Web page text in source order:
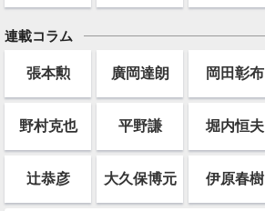
連載コラム
張本勲 廣岡達朗 岡田彰布
野村克也 平野謙 堀内恒夫
辻恭彦 大久保博元 伊原春樹